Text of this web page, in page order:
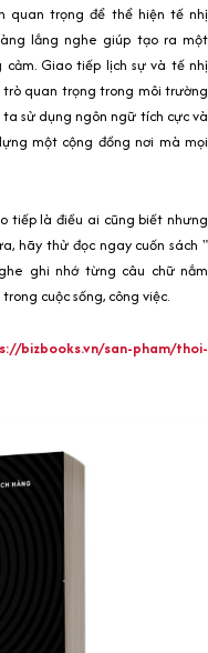
quan trọng để thể hiện tế nhị
lắng nghe giúp tạo ra một
Giao tiếp lịch sự và tế nhị
quan trọng trong môi trường
sử dụng ngôn ngữ tích cực và
một cộng đồng nơi mà mọi
tiếp là điều ai cũng biết nhưng
hãy thử đọc ngay cuốn sách "
ghi nhớ từng câu chữ nắm
cuộc sống, công việc.
bizbooks.vn/san-pham/thoi-